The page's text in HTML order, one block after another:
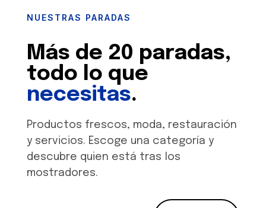
NUESTRAS PARADAS
Más de 20 paradas,
todo lo que
necesitas.
Productos frescos, moda, restauración
y servicios. Escoge una categoría y
descubre quien está tras los
mostradores.